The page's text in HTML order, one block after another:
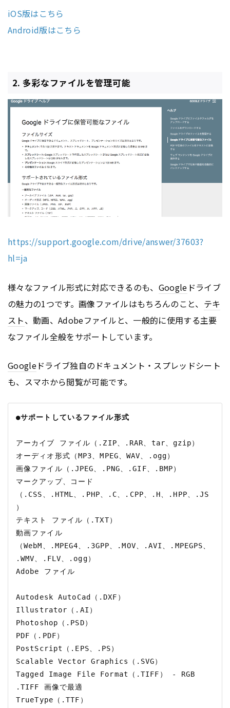
iOS版はこちら
Android版はこちら
2. 多彩なファイルを管理可能
https://support.google.com/drive/answer/37603?
hl=ja
様々なファイル形式に対応できるのも、 Google ドライブ
の魅力の1つです。画像ファイルはもちろんのこと、 テキ
スト、動画、Adobeファイルと、一般的に使用する主要
なファイル全般をサポートしています。
Googleドライブ独自のドキュメント・スプレッドシート
も、スマホから閲覧が可能です。
●サポートしているファイル形式
アーカイブ ファイル（.ZIP、.RAR、tar、gzip）
オーディオ形式（MP3、MPEG、WAV、.ogg）
画像ファイル（.JPEG、.PNG、.GIF、.BMP）
マークアップ、コード
（.CSS、.HTML、.PHP、.C、.CPP、.H、.HPP、.JS
）
テキスト ファイル（.TXT）
動画ファイル
（WebM、.MPEG4、.3GPP、.MOV、.AVI、.MPEGPS、
.WMV、.FLV、.ogg）
Adobe ファイル
Autodesk AutoCad（.DXF）
Illustrator（.AI）
Photoshop（.PSD）
PDF（.PDF）
PostScript（.EPS、.PS）
Scalable Vector Graphics（.SVG）
Tagged Image File Format（.TIFF） - RGB
.TIFF 画像で最適
TrueType（.TTF）